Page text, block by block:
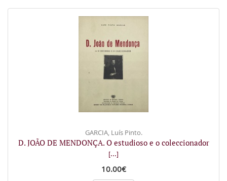
GARCIA, Luís Pinto.
D. JOÃO DE MENDONÇA. O estudioso e o coleccionador
[...]
10.00€